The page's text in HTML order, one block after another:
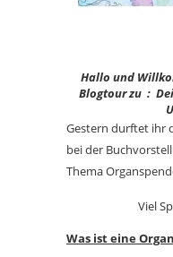
Hallo und
Blogtour zu :
Gestern durftet ihr
bei der
Thema
Viel
Was ist eine